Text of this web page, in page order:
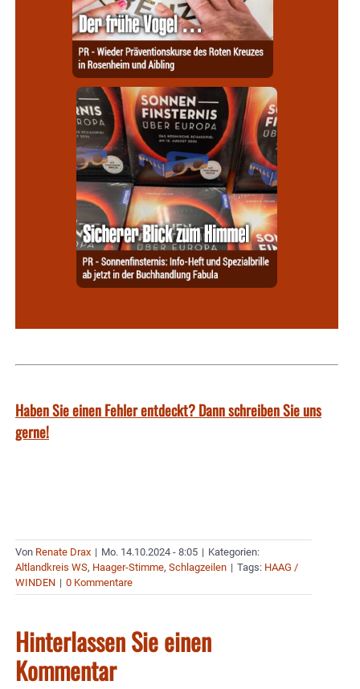
Haben Sie einen Fehler entdeckt? Dann schreiben Sie uns
gerne!
Von Renate Drax | Mo. 14.10.2024 - 8:05 | Kategorien:
Altlandkreis WS, Haager-Stimme, Schlagzeilen | Tags: HAAG /
WINDEN | 0 Kommentare
Hinterlassen Sie einen
Kommentar